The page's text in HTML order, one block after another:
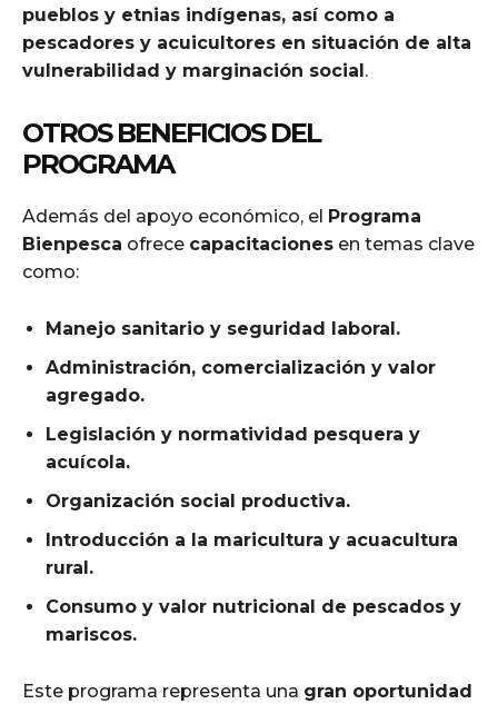
pueblos y etnias indígenas, así como a
pescadores y acuicultores en situación de alta
vulnerabilidad y marginación social .
OTROS BENEFICIOS DEL
PROGRAMA
Además del apoyo económico, el Programa
Bienpesca ofrece capacitaciones en temas clave
como:
Manejo sanitario y seguridad laboral.
Administración, comercialización y valor
agregado.
Legislación y normatividad pesquera y
acuícola.
Organización social productiva.
Introducción a la maricultura y acuacultura
rural.
Consumo y valor nutricional de pescados y
mariscos.
Este programa representa una gran oportunidad